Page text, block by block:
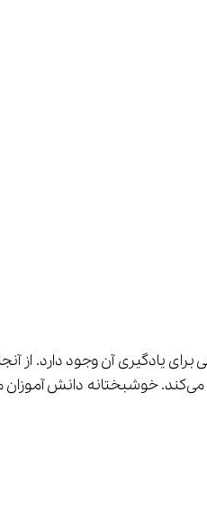
یادگیری آن وجود دارد. از